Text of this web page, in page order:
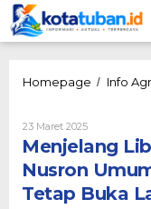
Lewati
ke
konten
Homepage / Info
23 Maret 2025Oleh
Menjelang
Nusron
Tetap Buka